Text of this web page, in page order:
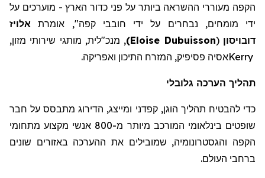
הקפה מעוררי ההשראה ביותר על פני כדור הארץ - מוערכים על
ידי מומחים, נבחרים על ידי חובבי קפה", אומרת אלויז
דובויסון (
Eloise Dubuisson
), מנכ"לית, מותגי שירותי מזון,
Kerryאסיה פסיפיק, המזרח התיכון ואפריקה.
תהליך הערכה גלובלי
כדי להבטיח תהליך הוגן, קפדני ומייצג, הדירוג מתבסס על חבר
שופטים בינלאומי המורכב מיותר מ-800 אנשי מקצוע מתחומי
הקפה והגסטרונומיה, שמובילים את ההערכה באזורים שונים
ברחבי העולם.